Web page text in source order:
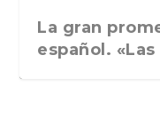
La gran
español. «Las